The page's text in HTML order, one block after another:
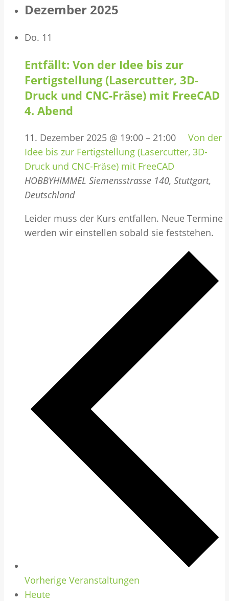
Dezember 2025
Do. 11
Entfällt: Von der Idee bis zur
Fertigstellung (Lasercutter, 3D-
Druck und CNC-Fräse) mit FreeCAD
4. Abend
11. Dezember 2025 @ 19:00 – 21:00
Von der
Idee bis zur Fertigstellung (Lasercutter, 3D-
Druck und CNC-Fräse) mit FreeCAD
HOBBYHIMMEL Siemensstrasse 140, Stuttgart,
Deutschland
Leider muss der Kurs entfallen. Neue Termine
werden wir einstellen sobald sie feststehen.
Vorherige Veranstaltungen
Heute